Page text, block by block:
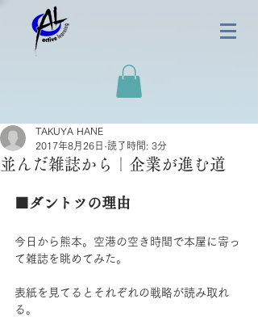
並んだ雑誌から｜企業が進む道
TAKUYA HANE
2017年8月26日 読了時間: 3分
■ダントツの理由
今日から熊本。空港の空き時間で本屋に寄っ
て雑誌を眺めてみた。
表紙を見てるとそれぞれの戦略が読み取れ
る。